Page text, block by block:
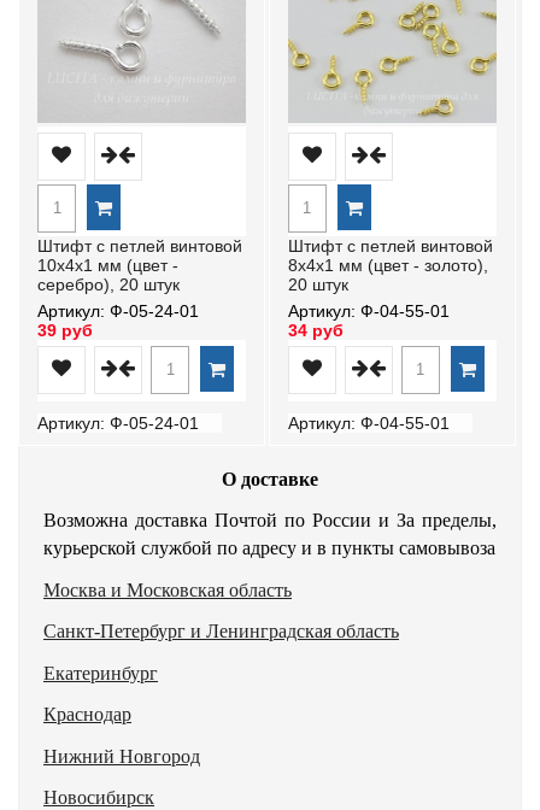
Штифт с петлей винтовой
10х4х1 мм (цвет -
серебро), 20 штук
Артикул: Ф-05-24-01
39 руб
Артикул: Ф-05-24-01
Штифт с петлей винтовой
8х4х1 мм (цвет - золото),
20 штук
Артикул: Ф-04-55-01
34 руб
Артикул: Ф-04-55-01
О доставке
Возможна доставка Почтой по России и За пределы,
курьерской службой по адресу и в пункты самовывоза
Москва и Московская область
Санкт-Петербург и Ленинградская область
Екатеринбург
Краснодар
Нижний Новгород
Новосибирск